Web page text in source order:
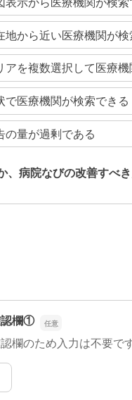
地から近い医療機関が検
アを複数選択して医療
で医療機関が検索できる
の量が過剰である
、病院なびの改善すべ
、病院なびの改善すべ
認欄①
欄のため入力は不要です
欄①